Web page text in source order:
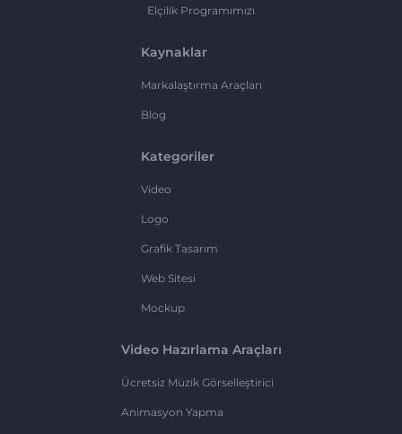
Elçilik Programımızı
Kaynaklar
Markalaştırma Araçları
Blog
Kategoriler
Video
Logo
Grafik Tasarım
Web Sitesi
Mockup
Video Hazırlama Araçları
Ücretsiz Müzik Görselleştirici
Animasyon Yapma